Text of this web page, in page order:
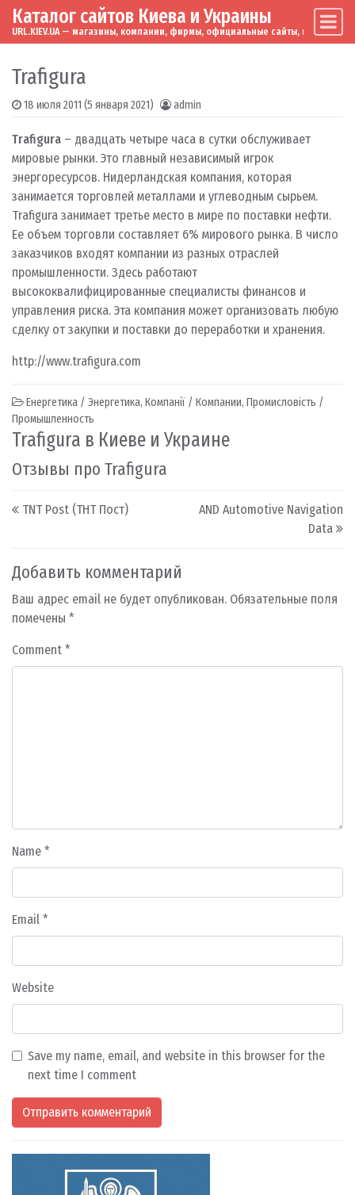
Skip to content
Main Navigation
Каталог сайтов Киева и Украины
URL.KIEV.UA — магазины, компании, фирмы, официальные сайты, мировые
Trafigura
18 июля 2011 (5 января 2021) admin
Trafigura – двадцать четыре часа в сутки обслуживает
мировые рынки. Это главный независимый игрок
энергоресурсов. Нидерландская компания, которая
занимается торговлей металлами и углеводным сырьем.
Trafigura занимает третье место в мире по поставки нефти.
Ее объем торговли составляет 6% мирового рынка. В число
заказчиков входят компании из разных отраслей
промышленности. Здесь работают
высококвалифицированные специалисты финансов и
управления риска. Эта компания может организовать любую
сделку от закупки и поставки до переработки и хранения.
http://www.trafigura.com
Енергетика / Энергетика, Компанії / Компании, Промисловість /
Промышленность
Trafigura в Киеве и Украине
Отзывы про Trafigura
Post navigation
TNT Post (ТНТ Пост)
AND Automotive Navigation
Data
Добавить комментарий
Ваш адрес email не будет опубликован. Обязательные поля
помечены *
Comment *
Name *
Email *
Website
Save my name, email, and website in this browser for the
next time I comment